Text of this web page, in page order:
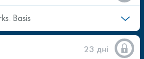
Basis
23 дні